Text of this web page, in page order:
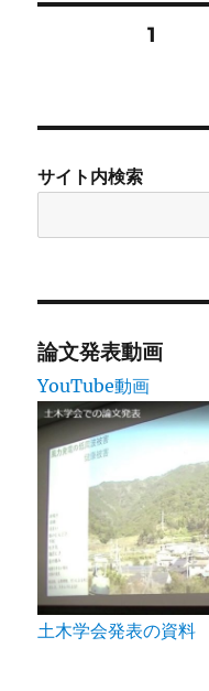
の
ペ
ー
ジ
送
り
固定ページ1
サイト内検索
論文発表動画
YouTube動画
土木学会発表の資料